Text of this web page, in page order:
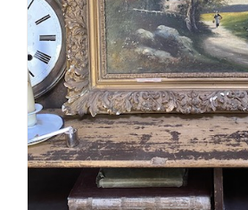
AJOUTER AU PANIER /